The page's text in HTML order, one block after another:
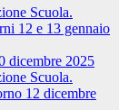
Scuola.
12 e 13 gennaio
dicembre 2025
Scuola.
12 dicembre